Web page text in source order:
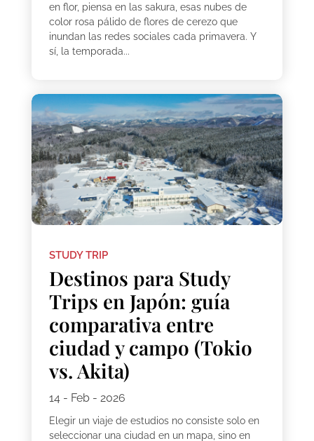
en flor, piensa en las sakura, esas nubes de
color rosa pálido de flores de cerezo que
inundan las redes sociales cada primavera. Y
sí, la temporada...
STUDY TRIP
Destinos para Study
Trips en Japón: guía
comparativa entre
ciudad y campo (Tokio
vs. Akita)
14 - Feb - 2026
Elegir un viaje de estudios no consiste solo en
seleccionar una ciudad en un mapa, sino en